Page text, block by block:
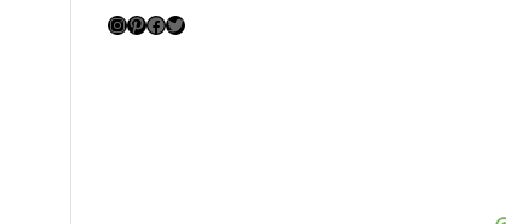
Instagram
Pinterest
Facebook
Twitter